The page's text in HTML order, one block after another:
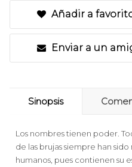
Añadir a
Enviar a un
Sinopsis
Los nombres tienen poder.
de las brujas siempre han
humanos, pues contienen su